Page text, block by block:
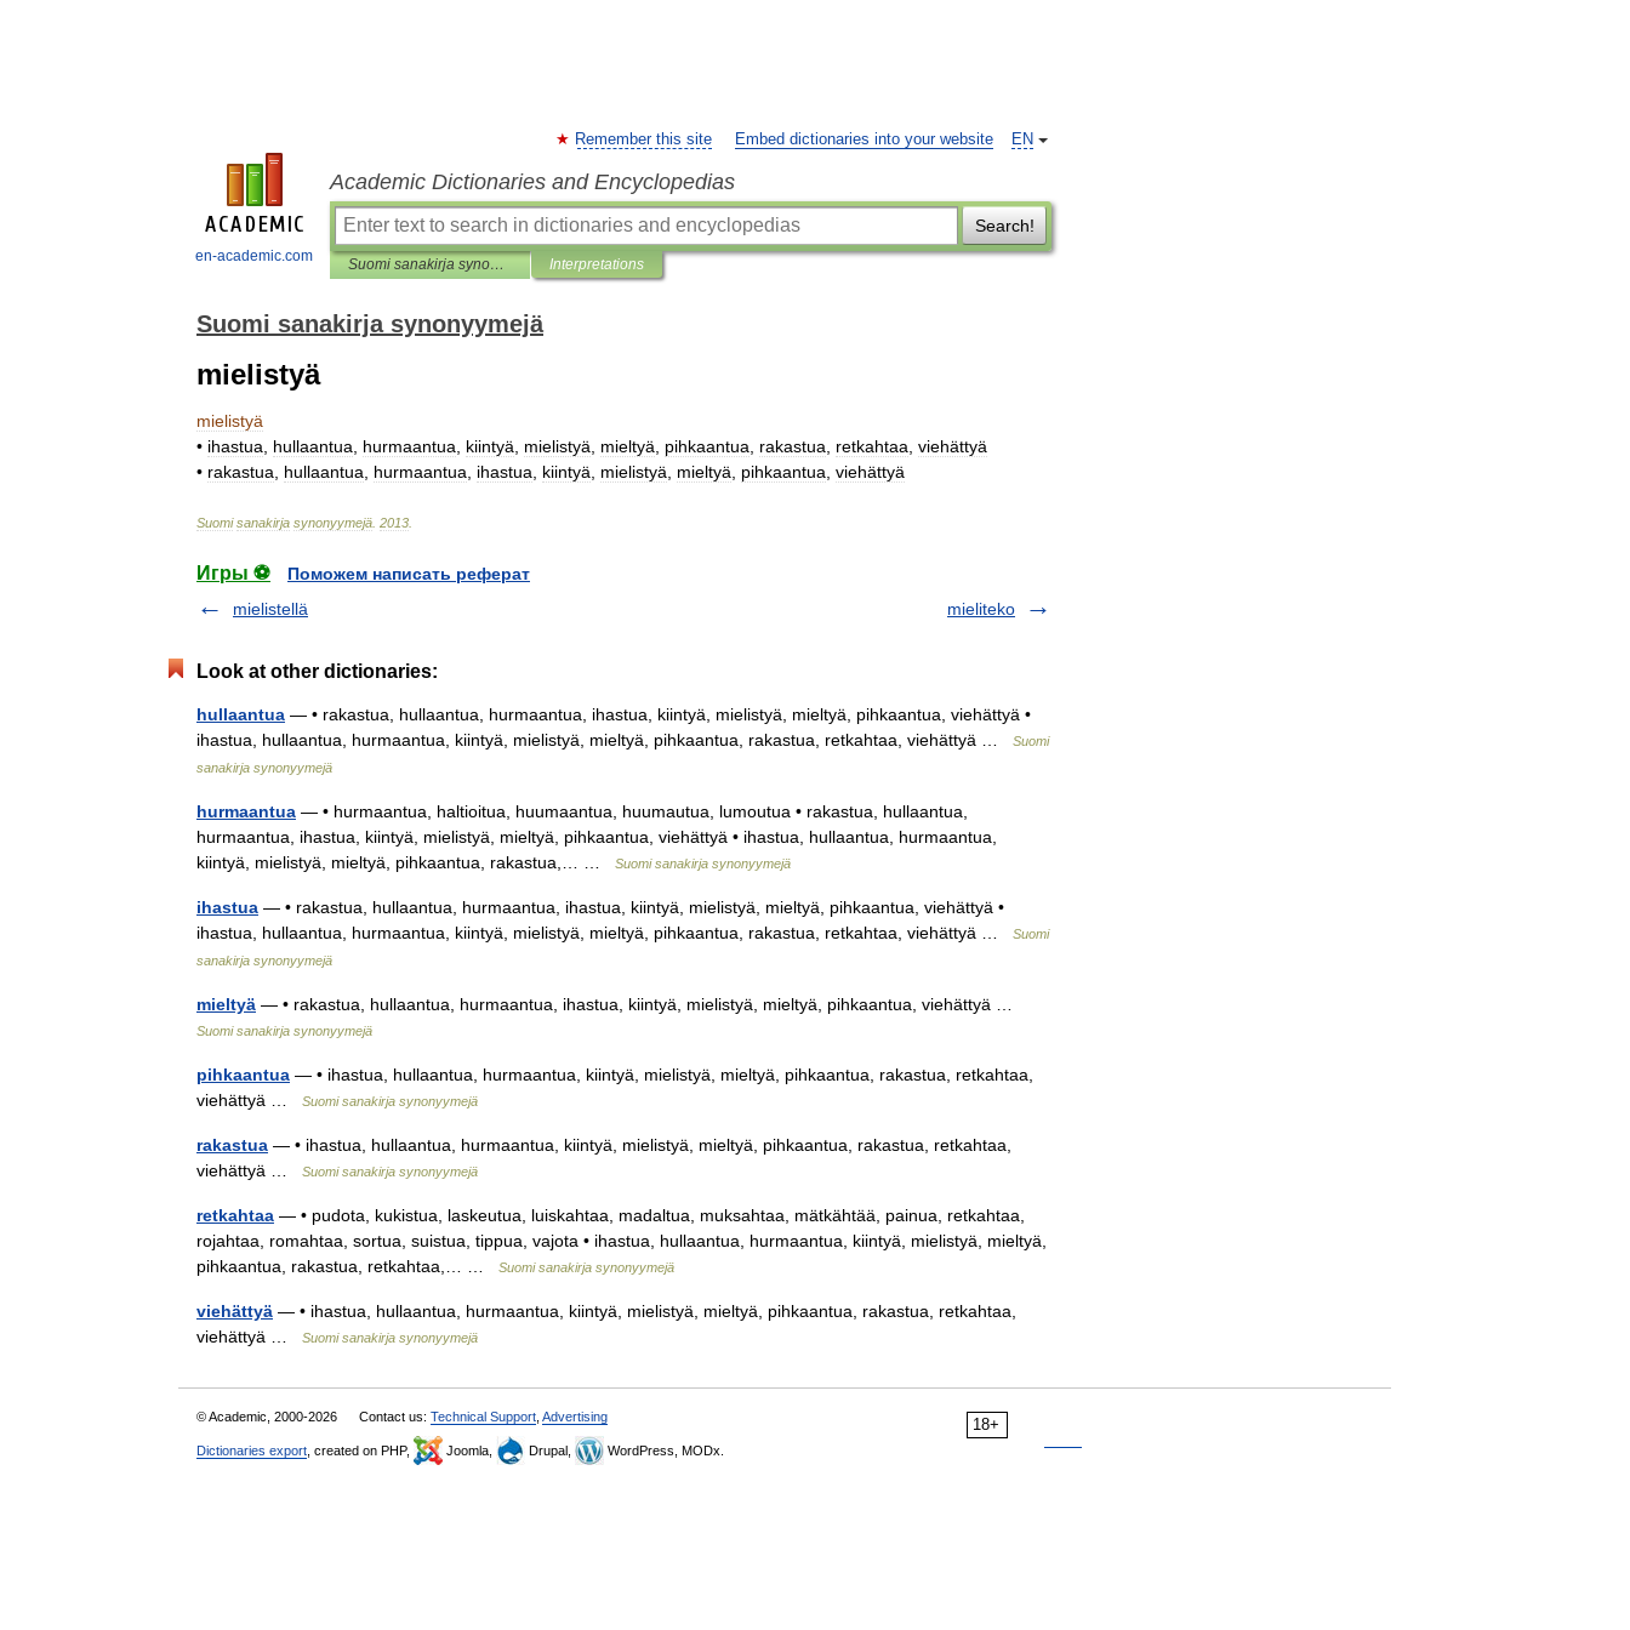
en-academic.com
EN
Remember this site Embed dictionaries into your website
Academic Dictionaries and Encyclopedias
Search!
Suomi sanakirja synonyymejä Interpretations
Suomi sanakirja synonyymejä
mielistyä
mielistyä
• ihastua hullaantua hurmaantua kiintyä mielistyä mieltyä pihkaantua rakastua retkahtaa viehättyä
• rakastua hullaantua hurmaantua ihastua kiintyä mielistyä mieltyä pihkaantua viehättyä
Suomi sanakirja synonyymejä 2013
Игры ⚽
Поможем написать реферат
mielistellä
mieliteko
Look at other dictionaries:
hullaantua — • rakastua, hullaantua, hurmaantua, ihastua, kiintyä, mielistyä, mieltyä, pihkaantua, viehättyä •
ihastua, hullaantua, hurmaantua, kiintyä, mielistyä, mieltyä, pihkaantua, rakastua, retkahtaa, viehättyä …
Suomi
sanakirja synonyymejä
hurmaantua — • hurmaantua, haltioitua, huumaantua, huumautua, lumoutua • rakastua, hullaantua,
hurmaantua, ihastua, kiintyä, mielistyä, mieltyä, pihkaantua, viehättyä • ihastua, hullaantua, hurmaantua,
kiintyä, mielistyä, mieltyä, pihkaantua, rakastua,… …
Suomi sanakirja synonyymejä
ihastua — • rakastua, hullaantua, hurmaantua, ihastua, kiintyä, mielistyä, mieltyä, pihkaantua, viehättyä •
ihastua, hullaantua, hurmaantua, kiintyä, mielistyä, mieltyä, pihkaantua, rakastua, retkahtaa, viehättyä …
Suomi
sanakirja synonyymejä
mieltyä — • rakastua, hullaantua, hurmaantua, ihastua, kiintyä, mielistyä, mieltyä, pihkaantua, viehättyä …
Suomi sanakirja synonyymejä
pihkaantua — • ihastua, hullaantua, hurmaantua, kiintyä, mielistyä, mieltyä, pihkaantua, rakastua, retkahtaa,
viehättyä …
Suomi sanakirja synonyymejä
rakastua — • ihastua, hullaantua, hurmaantua, kiintyä, mielistyä, mieltyä, pihkaantua, rakastua, retkahtaa,
viehättyä …
Suomi sanakirja synonyymejä
retkahtaa — • pudota, kukistua, laskeutua, luiskahtaa, madaltua, muksahtaa, mätkähtää, painua, retkahtaa,
rojahtaa, romahtaa, sortua, suistua, tippua, vajota • ihastua, hullaantua, hurmaantua, kiintyä, mielistyä, mieltyä,
pihkaantua, rakastua, retkahtaa,… …
Suomi sanakirja synonyymejä
viehättyä — • ihastua, hullaantua, hurmaantua, kiintyä, mielistyä, mieltyä, pihkaantua, rakastua, retkahtaa,
viehättyä …
Suomi sanakirja synonyymejä
18+
© Academic, 2000-2026 Contact us: Technical Support Advertising
Dictionaries export , created on PHP, Joomla, Drupal, WordPress, MODx.